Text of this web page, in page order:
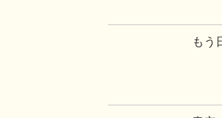
もう